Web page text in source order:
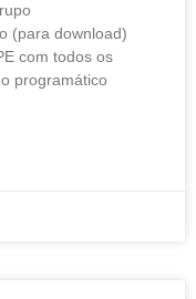
(para download)
com todos os
programático